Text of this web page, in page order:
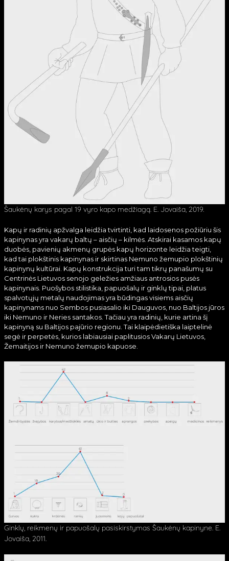
Šaukėnų karys pagal 19 vyro kapo medžiagą. E. Jovaiša, 2019.
Kapų ir radinių apžvalga leidžia tvirtinti, kad laidosenos požiūriu šis
kapinynas yra vakarų baltų – aisčių – kilmės. Atskirai kasamos kapų
duobės, pavienių akmenų grupės kapų horizonte leidžia teigti,
kad tai plokštinis kapinynas ir skirtinas Nemuno žemupio plokštinių
kapinynų kultūrai. Kapų konstrukcija turi tam tikrų panašumų su
Centrinės Lietuvos senojo geležies amžiaus antrosios pusės
kapinynais. Puošybos stilistika, papuošalų ir ginklų tipai, platus
spalvotųjų metalų naudojimas yra būdingas visiems aisčių
kapinynams nuo Sembos pusiasalio iki Dauguvos, nuo Baltijos jūros
iki Nemuno ir Neries santakos. Tačiau yra radinių, kurie artina šį
kapinyną su Baltijos pajūrio regionu. Tai klaipėdietiška laiptelinė
segė ir perpetės, kurios labiausiai paplitusios Vakarų Lietuvos,
Žemaitijos ir Nemuno žemupio kapuose.
Ginklų, reikmenų ir papuošalų pasiskirstymas Šaukėnų kapinyne. E.
Jovaiša, 2011.